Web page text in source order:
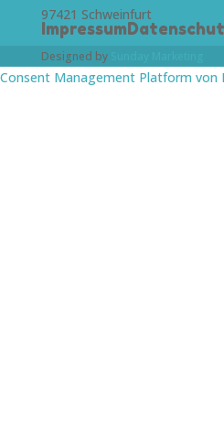
97421 Schweinfurt
Impressum
Designed by
Consent Management Platform von